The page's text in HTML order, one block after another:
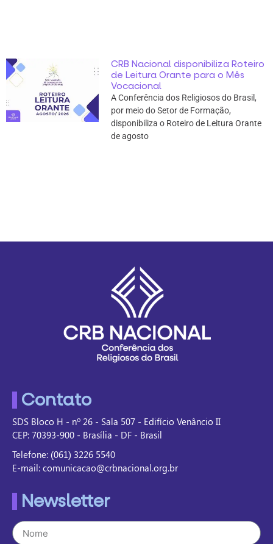
CRB Nacional disponibiliza Roteiro
de Leitura Orante para o Mês
Vocacional
A Conferência dos Religiosos do Brasil,
por meio do Setor de Formação,
disponibiliza o Roteiro de Leitura Orante
de agosto
Contato
SDS Bloco H - nº 26 - Sala 507 - Edifício Venâncio II
CEP: 70393-900 - Brasília - DF - Brasil
Telefone: (061) 3226 5540
E-mail: comunicacao@crbnacional.org.br
Newsletter